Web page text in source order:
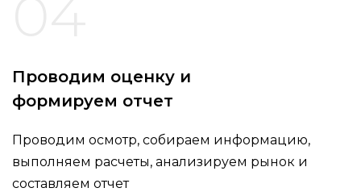
Проводим оценку и
формируем отчет
Проводим осмотр, собираем информацию,
выполняем расчеты, анализируем рынок и
составляем отчет